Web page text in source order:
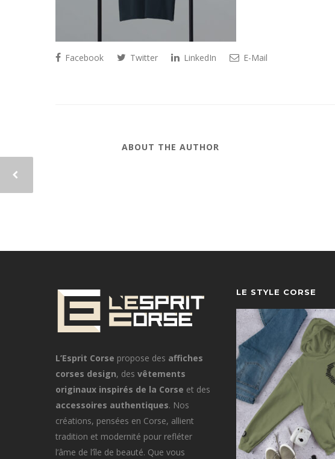
Facebook Twitter LinkedIn E-Mail
ABOUT THE AUTHOR
L’Esprit Corse propose des affiches
corses design, des vêtements
originaux inspirés de la Corse et des
accessoires authentiques. Nos
créations, pensées en Corse, allient
tradition et modernité pour refléter
l’âme de l’île de beauté. Que vous
LE STYLE CORSE